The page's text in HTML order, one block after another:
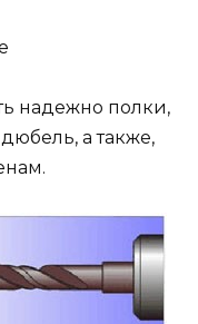
надежно полки,
а также,